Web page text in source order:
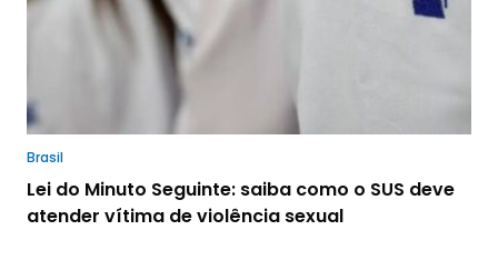
Brasil
Lei do Minuto Seguinte: saiba como o SUS deve
atender vítima de violência sexual